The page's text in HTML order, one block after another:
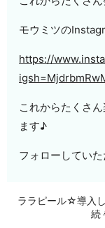
モウミツの
https://
これからたくさ
ます♪
フォローしてい
ララピール☆導入
続